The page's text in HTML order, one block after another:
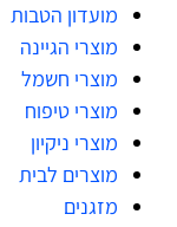
מועדון הטבות
מוצרי הגיינה
מוצרי חשמל
מוצרי טיפוח
מוצרי ניקיון
מוצרים לבית
מזגנים